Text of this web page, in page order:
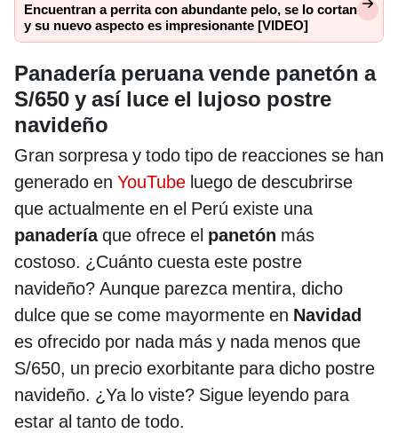
Encuentran a perrita con abundante pelo, se lo cortan
y su nuevo aspecto es impresionante [VIDEO]
Panadería peruana vende panetón a
S/650 y así luce el lujoso postre
navideño
Gran sorpresa y todo tipo de reacciones se han
generado en YouTube luego de descubrirse
que actualmente en el Perú existe una
panaderíaque ofrece el panetón más
costoso. ¿Cuánto cuesta este postre
navideño? Aunque parezca mentira, dicho
dulce que se come mayormente en Navidad
es ofrecido por nada más y nada menos que
S/650, un precio exorbitante para dicho postre
navideño. ¿Ya lo viste? Sigue leyendo para
estar al tanto de todo.